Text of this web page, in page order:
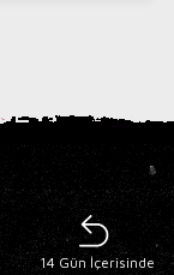
14 Gün İçerisinde